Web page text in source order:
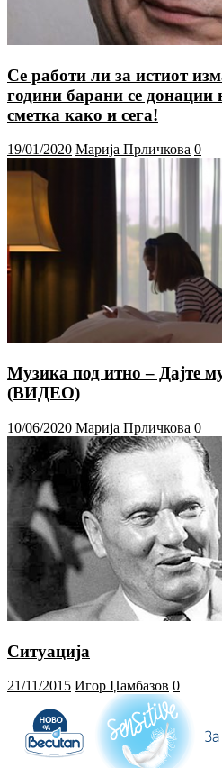
Се работи ли за истиот
години барани се донации
сметка како и сега!
19/01/2020 Марија Прличкова 0
Музика под итно – Дајте
(ВИДЕО)
10/06/2020 Марија Прличкова 0
Ситуација
21/11/2015 Игор Џамбазов 0